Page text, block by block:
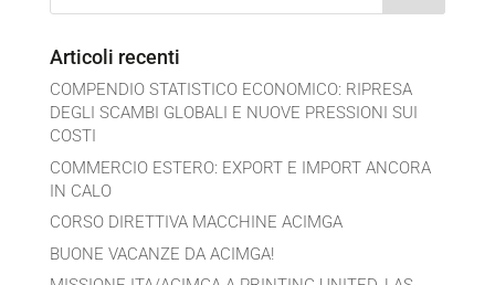
Articoli recenti
COMPENDIO STATISTICO ECONOMICO: RIPRESA
DEGLI SCAMBI GLOBALI E NUOVE PRESSIONI SUI
COSTI
COMMERCIO ESTERO: EXPORT E IMPORT ANCORA
IN CALO
CORSO DIRETTIVA MACCHINE ACIMGA
BUONE VACANZE DA ACIMGA!